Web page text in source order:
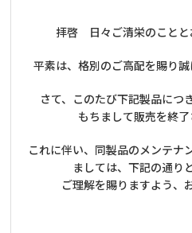
拝啓 日々ご清栄のことと
平素は、格別のご高配を賜り誠
さて、このたび下記製品につ
もちまして販売を終了
これに伴い、同製品のメンテナ
ましては、下記の通り
ご理解を賜りますよう、